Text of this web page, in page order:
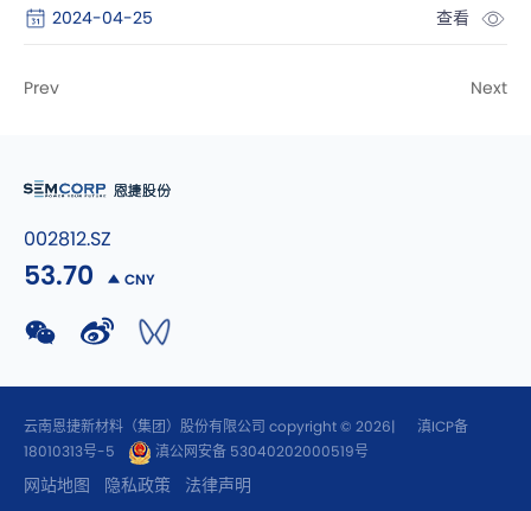
2024-04-25 查看
Prev Next
002812.SZ
53.70 CNY
云南恩捷新材料（集团）股份有限公司 copyright © 2026|
滇ICP备
18010313号-5
滇公网安备 53040202000519号
网站地图 隐私政策 法律声明